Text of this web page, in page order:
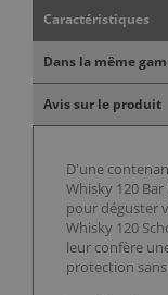
Caractéristiques
Dans la même
Avis sur le produit
D'une
Whisky 120
pour déguster
Whisky 120
leur confère
protection